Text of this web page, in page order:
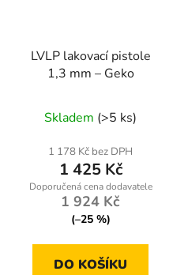
LVLP lakovací pistole
1,3 mm – Geko
Skladem (>5 ks)
1 178 Kč bez DPH
1 425 Kč
1 924 Kč
(–25 %)
DO KOŠÍKU